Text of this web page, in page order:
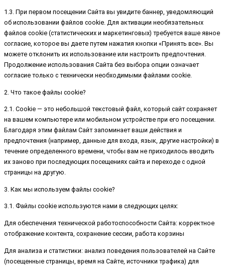
1.3. При первом посещении Сайта вы увидите баннер, уведомляющий
об использовании файлов cookie. Для активации необязательных
файлов cookie (статистических и маркетинговых) требуется ваше явное
согласие, которое вы даете путем нажатия кнопки «Принять все». Вы
можете отклонить их использование или настроить предпочтения.
Продолжение использования Сайта без выбора опции означает
согласие только с технически необходимыми файлами cookie.
2. Что такое файлы cookie?
2.1. Cookie — это небольшой текстовый файл, который сайт сохраняет
на вашем компьютере или мобильном устройстве при его посещении.
Благодаря этим файлам Сайт запоминает ваши действия и
предпочтения (например, данные для входа, язык, другие настройки) в
течение определенного времени, чтобы вам не приходилось вводить
их заново при последующих посещениях сайта и переходе с одной
страницы на другую.
3. Как мы используем файлы cookie?
3.1. Файлы cookie используются нами в следующих целях:
Для обеспечения технической работоспособности Сайта: корректное
отображение контента, сохранение сессии, работа корзины
Для анализа и статистики: анализ поведения пользователей на Сайте
(посещенные страницы, время на Сайте, источники трафика) для